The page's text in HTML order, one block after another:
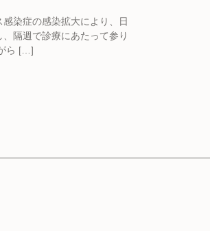
染症の感染拡大により、日
隔週で診療にあたって参り
ら […]